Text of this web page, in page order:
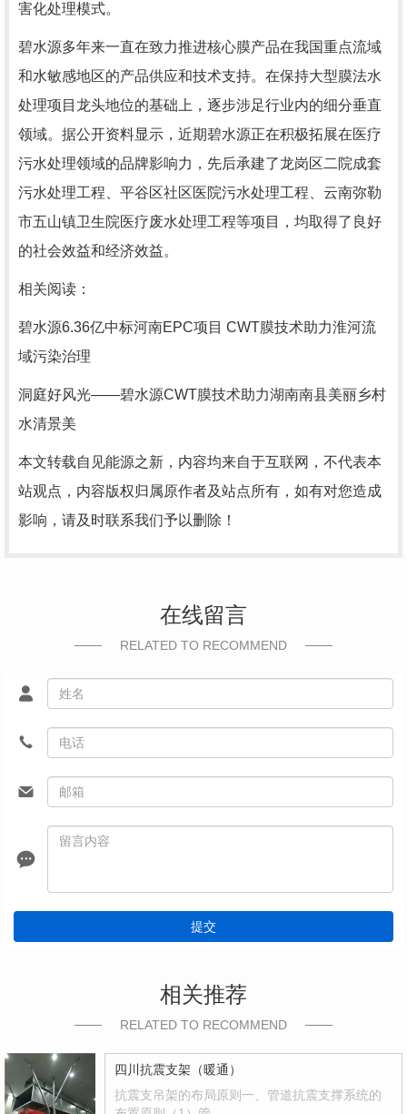
害化处理模式。
碧水源多年来一直在致力推进核心膜产品在我国重点流域
和水敏感地区的产品供应和技术支持。在保持大型膜法水
处理项目龙头地位的基础上，逐步涉足行业内的细分垂直
领域。据公开资料显示，近期碧水源正在积极拓展在医疗
污水处理领域的品牌影响力，先后承建了龙岗区二院成套
污水处理工程、平谷区社区医院污水处理工程、云南弥勒
市五山镇卫生院医疗废水处理工程等项目，均取得了良好
的社会效益和经济效益。
相关阅读：
碧水源6.36亿中标河南EPC项目 CWT膜技术助力淮河流
域污染治理
洞庭好风光——碧水源CWT膜技术助力湖南南县美丽乡村
水清景美
本文转载自见能源之新，内容均来自于互联网，不代表本
站观点，内容版权归属原作者及站点所有，如有对您造成
影响，请及时联系我们予以删除！
在线留言
RELATED TO RECOMMEND
提交
相关推荐
RELATED TO RECOMMEND
四川抗震支架（暖通）
抗震支吊架的布局原则一、管道抗震支撑系统的